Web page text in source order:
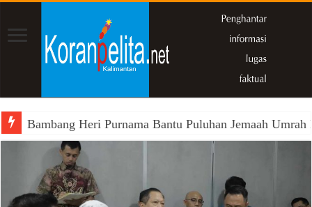
Bambang Heri Purnama Bantu Puluhan Jemaah